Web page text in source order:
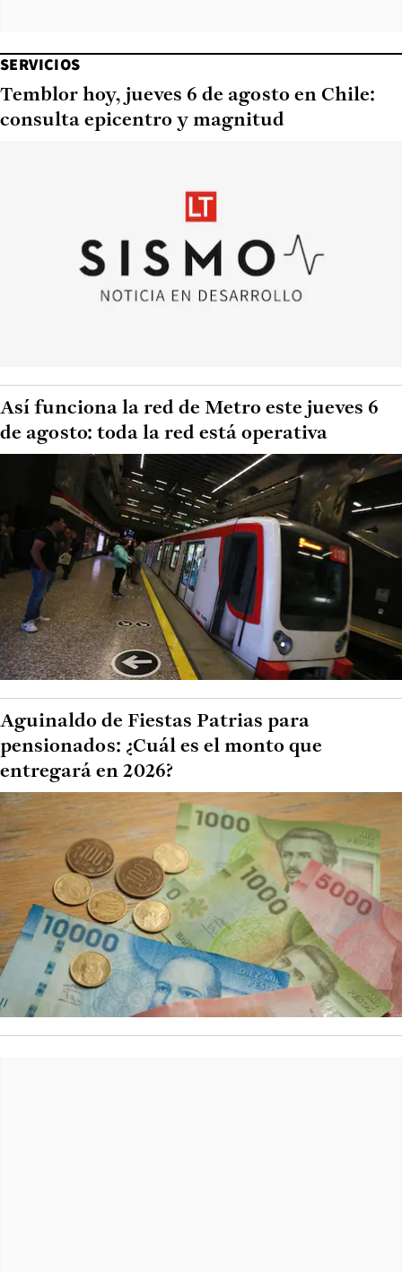
SERVICIOS
Temblor hoy, jueves 6 de agosto en Chile:
consulta epicentro y magnitud
Así funciona la red de Metro este jueves 6
de agosto: toda la red está operativa
Aguinaldo de Fiestas Patrias para
pensionados: ¿Cuál es el monto que
entregará en 2026?